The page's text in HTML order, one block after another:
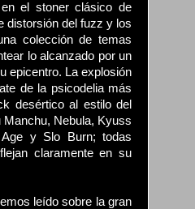
el stoner clásico de
distorsión del fuzz y los
colección de temas
lo alcanzado por un
epicentro. La explosión
de la psicodelia más
desértico al estilo del
Nebula, Kyuss
y Slo Burn; todas
claramente en su
leído sobre la gran